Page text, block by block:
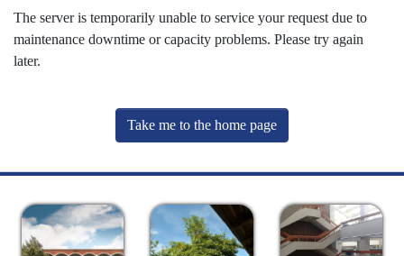
The server is temporarily unable to service your request due to
maintenance downtime or capacity problems. Please try again
later.
Take me to the home page